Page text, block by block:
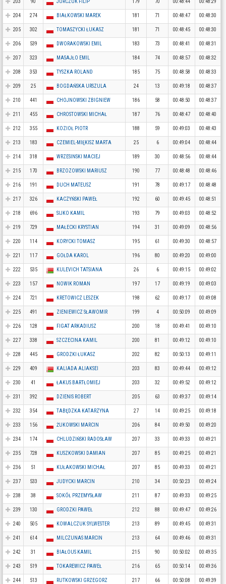
203 90 JURCZUK FILIP 179 70 00:48:44 00:48:29
204 274 BIAŁKOWSKI MAREK 181 71 00:48:47 00:48:30
205 302 TOMASZYCKI ŁUKASZ 181 71 00:48:45 00:48:30
206 539 DWORAKOWSKI EMIL 183 73 00:48:41 00:48:31
207 323 MASAJŁO EMIL 184 74 00:48:57 00:48:32
208 353 TYSZKA ROLAND 185 75 00:48:58 00:48:33
209 25 BOGDAŃSKA URSZULA 24 13 00:49:18 00:48:37
210 441 CHOJNOWSKI ZBIGNIEW 186 58 00:48:50 00:48:37
211 455 CHROSTOWSKI MICHAŁ 187 76 00:48:47 00:48:40
212 355 KOZIOŁ PIOTR 188 59 00:49:03 00:48:43
213 183 CZEMIEL-MIĘKISZ MARTA 25 6 00:49:04 00:48:44
214 318 WRZESINSKI MACIEJ 189 30 00:48:56 00:48:44
215 170 BRZOZOWSKI MARIUSZ 190 77 00:48:48 00:48:46
216 191 DUCH MATEUSZ 191 78 00:49:17 00:48:48
217 326 KACZYŃSKI PAWEŁ 192 60 00:49:45 00:48:51
218 696 SIJKO KAMIL 193 79 00:49:03 00:48:52
219 729 MAŁECKI KRYSTIAN 194 31 00:49:09 00:48:56
220 114 KORYCKI TOMASZ 195 61 00:49:30 00:48:57
221 117 GOŁDA KAROL 196 80 00:49:20 00:49:00
222 535 KULEVICH TATSIANA 26 6 00:49:15 00:49:02
223 157 NOWIK ROMAN 197 17 00:49:19 00:49:03
224 721 KRETOWICZ LESZEK 198 62 00:49:17 00:49:08
225 491 ZIENIEWICZ SŁAWOMIR 199 4 00:50:09 00:49:09
226 128 FIGAT ARKADIUSZ 200 18 00:49:41 00:49:10
227 338 SZCZECINA KAMIL 200 81 00:49:12 00:49:10
228 445 GRODZKI ŁUKASZ 202 82 00:50:13 00:49:11
229 409 KALIADA ALIAKSEI 203 83 00:49:44 00:49:12
230 41 ŁAKUS BARTŁOMIEJ 203 32 00:49:52 00:49:12
231 392 DZIENIS ROBERT 205 63 00:49:37 00:49:14
232 354 TABĘDZKA KATARZYNA 27 14 00:49:25 00:49:18
233 156 ŻUKOWSKI MARCIN 206 84 00:49:50 00:49:20
234 174 CHLUDZIŃSKI RADOSŁAW 207 33 00:49:33 00:49:21
235 728 KUSZKOWSKI DAMIAN 207 85 00:49:25 00:49:21
236 51 KUŁAKOWSKI MICHAŁ 207 85 00:49:33 00:49:21
237 533 JUDYCKI MARCIN 210 34 00:50:23 00:49:24
238 38 SOKÓŁ PRZEMYSŁAW 211 87 00:49:33 00:49:25
239 130 GRODZKI PAWEŁ 212 88 00:49:47 00:49:26
240 505 KOWALCZUK SYLWESTER 213 89 00:49:45 00:49:31
241 614 MILCZUNAS MARCIN 213 64 00:49:46 00:49:31
242 31 BIAŁOUS KAMIL 215 90 00:50:02 00:49:35
243 519 TOKAREWICZ PAWEŁ 216 65 00:50:14 00:49:36
244 513 RUTKOWSKI GRZEGORZ 217 66 00:50:08 00:49:39